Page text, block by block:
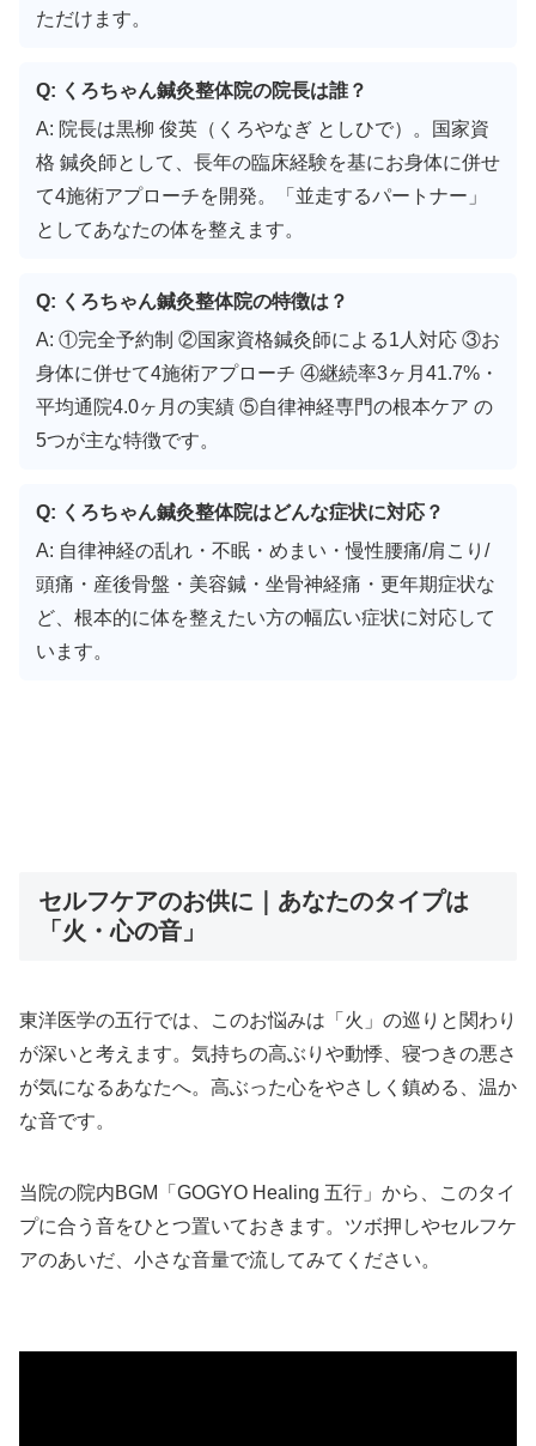
ただけます。
Q: くろちゃん鍼灸整体院の院長は誰？
A: 院長は黒柳 俊英（くろやなぎ としひで）。国家資
格 鍼灸師として、長年の臨床経験を基にお身体に併せ
て4施術アプローチを開発。「並走するパートナー」
としてあなたの体を整えます。
Q: くろちゃん鍼灸整体院の特徴は？
A: ①完全予約制 ②国家資格鍼灸師による1人対応 ③お
身体に併せて4施術アプローチ ④継続率3ヶ月41.7%・
平均通院4.0ヶ月の実績 ⑤自律神経専門の根本ケア の
5つが主な特徴です。
Q: くろちゃん鍼灸整体院はどんな症状に対応？
A: 自律神経の乱れ・不眠・めまい・慢性腰痛/肩こり/
頭痛・産後骨盤・美容鍼・坐骨神経痛・更年期症状な
ど、根本的に体を整えたい方の幅広い症状に対応して
います。
セルフケアのお供に｜あなたのタイプは
「火・心の音」
東洋医学の五行では、このお悩みは「火」の巡りと関わり
が深いと考えます。気持ちの高ぶりや動悸、寝つきの悪さ
が気になるあなたへ。高ぶった心をやさしく鎮める、温か
な音です。
当院の院内BGM「GOGYO Healing 五行」から、このタイ
プに合う音をひとつ置いておきます。ツボ押しやセルフケ
アのあいだ、小さな音量で流してみてください。